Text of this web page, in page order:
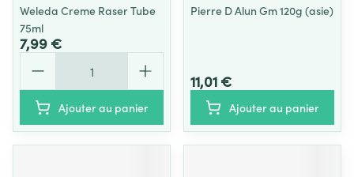
Weleda Creme Raser Tube
75ml
7,99 €
Ajouter au panier
Pierre D Alun Gm 120g (asie)
11,01 €
Ajouter au panier